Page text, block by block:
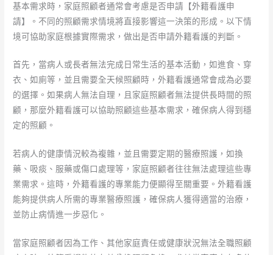
基本需求時，家庭照顧者通常會考慮是否申請【外籍看護申
請】。不同的照顧需求情境將直接影響這一決策的形成。以下情
境可協助家庭根據實際需求，做出是否申請外籍看護的判斷。
首先，當病人或長者無法完成日常生活的基本活動，如進食、穿
衣、如廁等，並且需要全天候照顧時，外籍看護通常會成為必要
的選擇。如果病人無法自理，且家庭照顧者無法提供長時間的照
顧，那麼外籍看護可以協助照顧這些基本需求，確保病人得到穩
定的照顧。
若病人的健康情況較為複雜，並且需要定期的醫療照護，如換
藥、吸痰、服藥或傷口處理等，家庭照顧者往往無法處理這些專
業需求。這時，外籍看護的專業能力便顯得至關重要。外籍看護
能夠提供病人所需的專業醫療照護，確保病人獲得適當的治療，
並防止病情進一步惡化。
當家庭照顧者因為工作、其他家庭責任或健康狀況無法全職照顧